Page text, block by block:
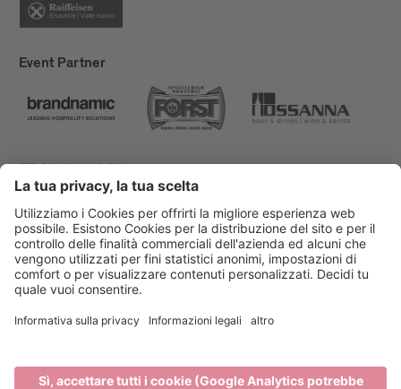
Event Partner
Bressanone Turismo
Privacy
Note legali
Finanziamenti
Mappa del sito
Cookie-Einstellungen